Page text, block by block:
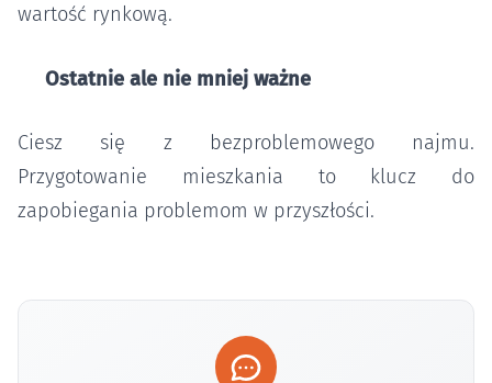
wartość rynkową.
Ostatnie ale nie mniej ważne
Ciesz się z bezproblemowego najmu.
Przygotowanie mieszkania to klucz do
zapobiegania problemom w przyszłości.